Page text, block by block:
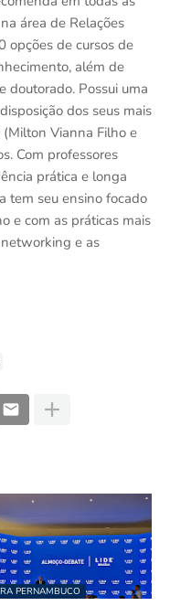
área de Relações
opções de cursos de
além de
doutorado. Possui uma
dos seus mais
Vianna Filho e
Com professores
prática e longa
tem seu ensino focado
e com as práticas mais
e as
PERNAMBUCO